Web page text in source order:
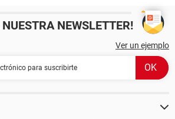
NEWSLETTER!
Ver un ejemplo